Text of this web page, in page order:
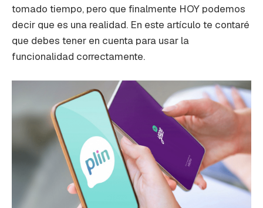
tomado tiempo, pero que finalmente HOY podemos
decir que es una realidad. En este artículo te contaré
que debes tener en cuenta para usar la
funcionalidad correctamente.